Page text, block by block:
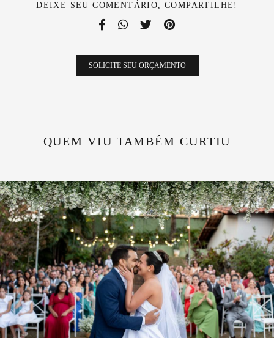
DEIXE SEU COMENTÁRIO, COMPARTILHE!
SOLICITE SEU ORÇAMENTO
QUEM VIU TAMBÉM CURTIU